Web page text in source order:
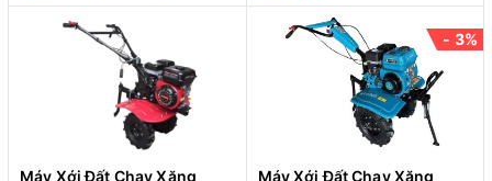
Máy Xới Đất Chạy Xăng
- 3%
Máy Xới Đất Chạy Xăng